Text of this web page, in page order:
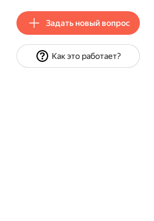
Задать новый вопрос
Как это работает?